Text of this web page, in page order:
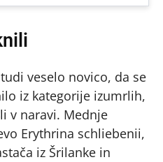
veselo novico, da se
iz kategorije izumrlih,
v naravi. Mednje
Erythrina schliebenii,
iz Šrilanke in